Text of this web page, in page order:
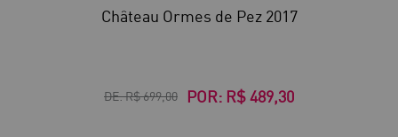
Château Ormes de Pez 2017
DE:R$ 699,00 POR: R$ 489,30